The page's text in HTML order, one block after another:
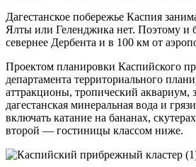
Дагестанское побережье Каспия
Ялты или Геленджика нет. Поэтому и
севернее Дербента и в 100 км от
Проектом планировки Каспийского
департамента территориального
аттракционы, тропический аквариум,
дагестанская минеральная вода и
включать катание на бананах,
второй — гостиницы классом ниже.